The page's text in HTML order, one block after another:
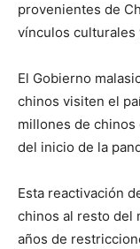
provenientes de
vínculos culturales
El Gobierno
chinos visiten el
millones de chinos
del inicio de la
Esta reactivación
chinos al resto del
años de